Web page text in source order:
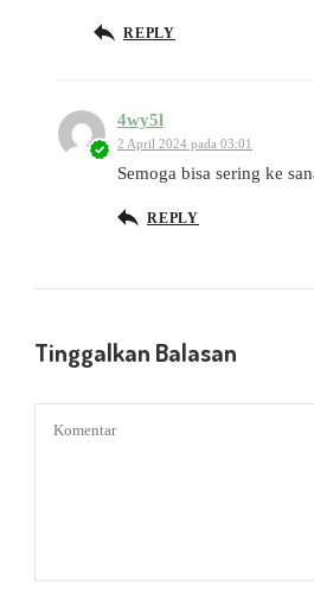
REPLY
4wy5l
2 April 2024 pada 03:01
Semoga bisa sering ke
REPLY
Tinggalkan Balasan